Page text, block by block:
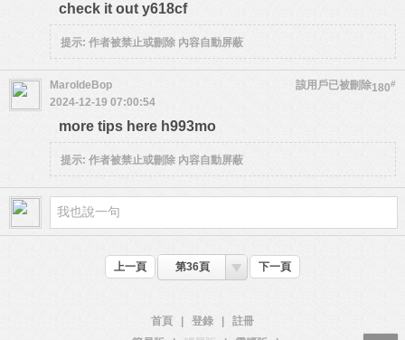
check it out y618cf
提示: 作者被禁止或刪除 內容自動屏蔽
180#
MaroldeBop
該用戶已被刪除
2024-12-19 07:00:54
more tips here h993mo
提示: 作者被禁止或刪除 內容自動屏蔽
上一頁 第36頁 下一頁
首頁 登錄
註冊